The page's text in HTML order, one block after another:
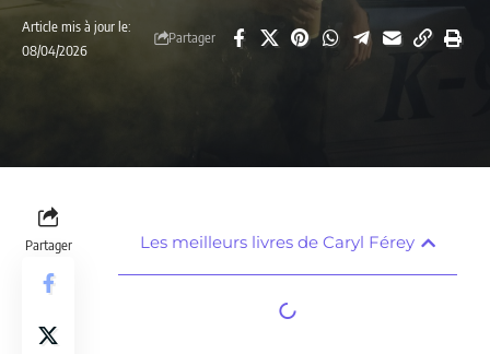
Article mis à jour le:
08/04/2026
Partager
Partager Les meilleurs livres de Caryl Férey